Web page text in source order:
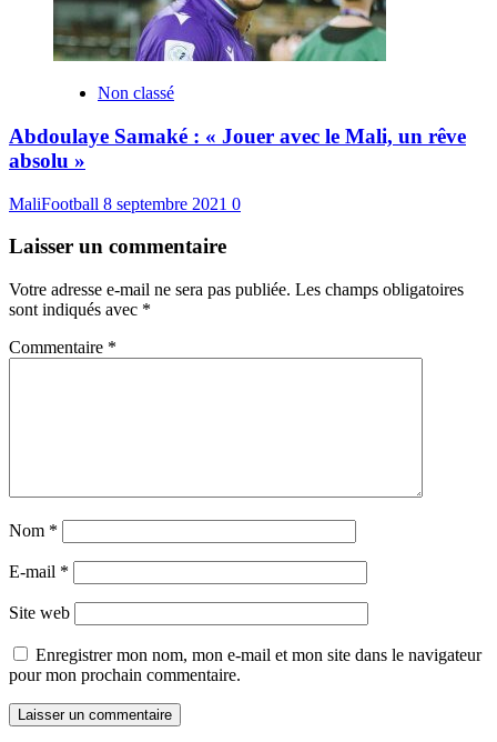
Non classé
Abdoulaye Samaké : « Jouer avec le Mali, un rêve
absolu »
MaliFootball 8 septembre 2021 0
Laisser un commentaire
Votre adresse e-mail ne sera pas publiée. Les champs obligatoires
sont indiqués avec *
Commentaire *
Nom *
E-mail *
Site web
Enregistrer mon nom, mon e-mail et mon site dans le navigateur
pour mon prochain commentaire.